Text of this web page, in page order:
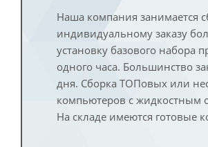
Наша компания занимается
индивидуальному заказу
установку базового набора
одного часа. Большинство
дня. Сборка ТОПовых или
компьютеров с жидкостным
На складе имеются готовые